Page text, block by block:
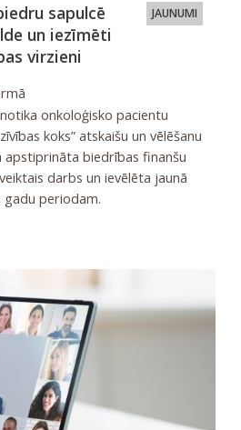
JAUNUMI
sapulcē
un iezīmēti
virzieni
onkoloģisko pacientu
koks” atskaišu un vēlēšanu
apstiprināta biedrības finanšu
darbs un ievēlēta jaunā
periodam.